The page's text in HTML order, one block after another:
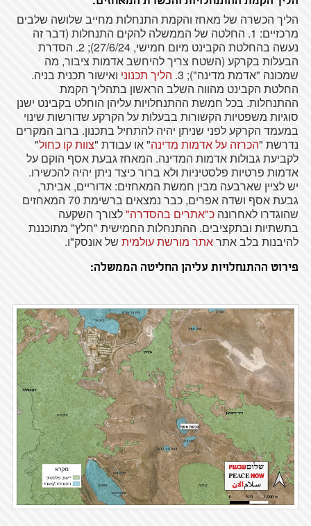
הליך הכשרה של מאחז והקמת התנחלות מחייב שלושה שלבים
מרכזיים: 1. החלטה של הממשלה להקים התנחלות (דבר זה
נעשה בהחלטת הקבינט מיום חמישי, 27/6/24); 2. הסדרת
הבעלות בקרקע (השטח צריך להיחשב אדמות ציבור, מה
שמכונה "אדמת מדינה"); 3.
הליך תכנוני ואישור תכנית בניה.
החלטת הקבינט מהווה השלב הראשון בתהליך הקמת
ההתנחלות. בכל חמשת ההתנחלויות עליהן הוחלט בקבינט ישנן
סוגיות משפטיות הקשורות בבעלות על הקרקע שדורשות שינוי
במעמד הקרקע לפני שניתן יהיה להתחיל בתכנון. ברוב המקרים
נדרשת "הכרזה על אדמות מדינה" או עבודת "צוות קו כחול"
לקביעת גבולות אדמות המדינה. המאחז גבעת אסף הוקם על
אדמות פרטיות פלסטיניות ולא ברור כיצד ניתן יהיה להכשירו.
יש לציין שארבעה מבין חמשת המאחזים: אדוריים, אביתר,
גבעת אסף ושדה אפרים, כבר נמצאים ברשימת 70 המאחזים
שהוגדרו לאחרונה כ"אתרים בהסדרה"לצורך השקעה
בתשתיות ובתקציבים. ההתנחלות החמישית "חלץ" מתוכננת
להיבנות בלב אתראתר מורשת עולמיתשל אונסק"ו.
פירוט ההתנחלויות עליהן החליטה הממשלה: